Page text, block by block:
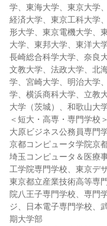
学、東海大学、東京大学
経済大学、東京工科大学
形大学、東京電機大学、
大学、東邦大学、東洋大
長崎総合科学大学、奈良
文教大学、法政大学、北
学、宮崎大学、明治大学
学、横浜商科大学、立教
大学（茨城）、和歌山大
＜短大・高専・専門学校＞
大原ビジネス公務員専門
京都コンピュータ学院京
埼玉コンピュータ＆医療
工学院専門学校、東京デ
東京都立産業技術高等専
院八王子専門学校、専門
ジ、日本電子専門学校、
期大学部